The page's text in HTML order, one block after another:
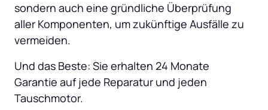
sondern auch eine gründliche Überprüfung
aller Komponenten, um zukünftige Ausfälle zu
vermeiden.
Und das Beste: Sie erhalten 24 Monate
Garantie auf jede Reparatur und jeden
Tauschmotor.